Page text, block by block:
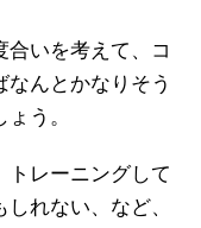
いを考えて、コ
んとかなりそう
う。
トレーニングして
れない、など、